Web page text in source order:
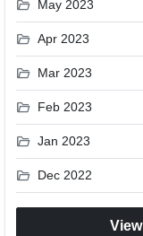
folder_open May 2023
folder_open Apr 2023
folder_open Mar 2023
folder_open Feb 2023
folder_open Jan 2023
folder_open Dec 2022